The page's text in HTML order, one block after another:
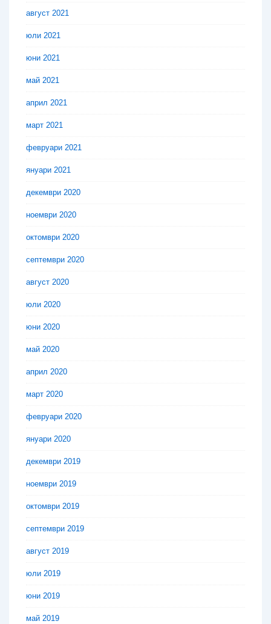
август 2021
юли 2021
юни 2021
май 2021
април 2021
март 2021
февруари 2021
януари 2021
декември 2020
ноември 2020
октомври 2020
септември 2020
август 2020
юли 2020
юни 2020
май 2020
април 2020
март 2020
февруари 2020
януари 2020
декември 2019
ноември 2019
октомври 2019
септември 2019
август 2019
юли 2019
юни 2019
май 2019